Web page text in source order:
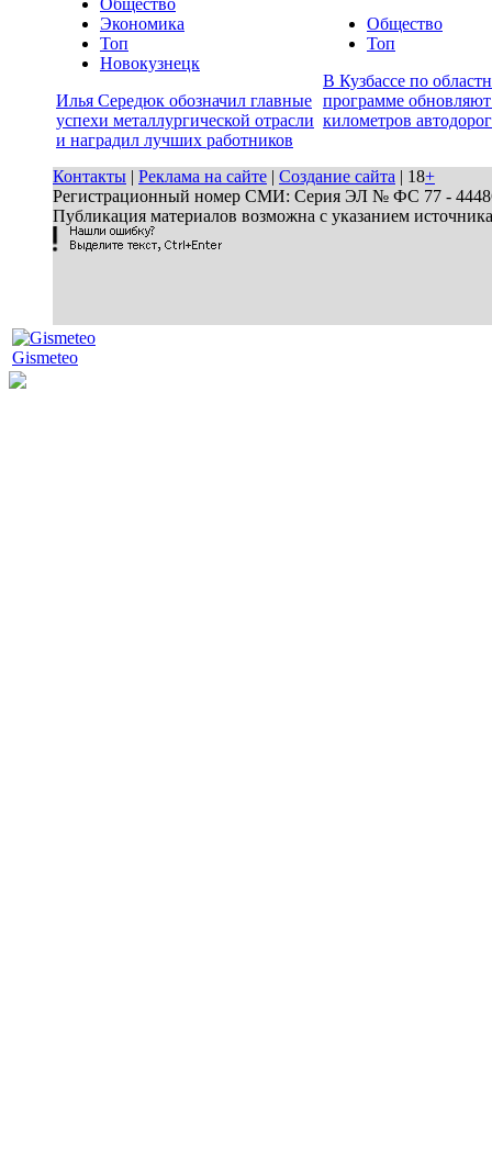
Общество
Экономика
Топ
Новокузнецк
Илья Середюк обозначил главные
успехи металлургической отрасли
и наградил лучших работников
Общество
Топ
В Кузбассе по
программе
километров автодорог
Контакты | Реклама на сайте | Создание сайта | 18+
Регистрационный номер СМИ: Серия ЭЛ № ФС 77 - 44486
Публикация материалов возможна с указанием
Gismeteo